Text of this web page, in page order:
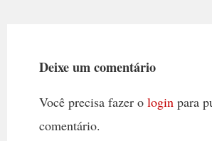
Deixe um comentário
Você precisa fazer o loginpara
comentário.